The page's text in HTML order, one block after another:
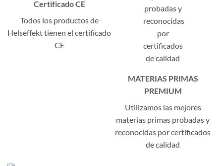
Certificado CE
Todos los productos de
Helseffekt tienen el certificado
CE
MATERIAS PRIMAS
PREMIUM
Utilizamos las mejores
materias primas probadas y
reconocidas por certificados
de calidad